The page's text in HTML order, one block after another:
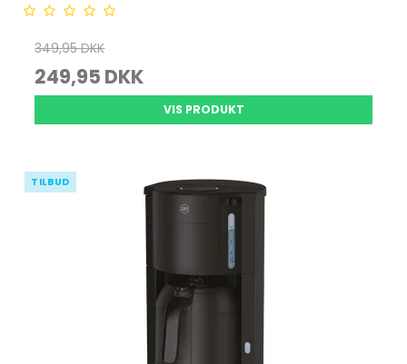
349,95 DKK
249,95 DKK
VIS PRODUKT
TILBUD